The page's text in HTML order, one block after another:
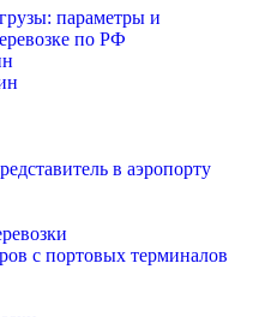
параметры и
по РФ
в аэропорту
с портовых терминалов